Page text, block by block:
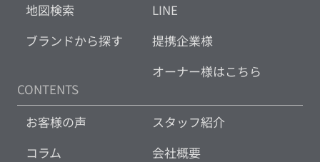
地図検索
ブランドから探す
LINE
提携企業様
オーナー様はこちら
CONTENTS
お客様の声
コラム
スタッフ紹介
会社概要